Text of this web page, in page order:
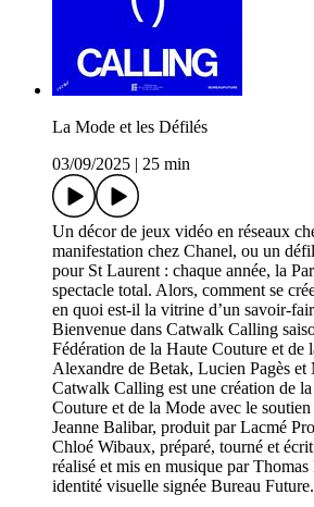
La Mode et les Défilés
03/09/2025
25 min
Un décor de jeux vidéo en réseaux
manifestation chez Chanel, ou un
pour St Laurent : chaque année, la
spectacle total. Alors, comment se
en quoi est-il la vitrine d’un savoir-
Bienvenue dans Catwalk Calling
Fédération de la Haute Couture et de
Alexandre de Betak, Lucien Pagès et
Catwalk Calling est une création de
Couture et de la Mode avec le
Jeanne Balibar, produit par Lacmé
Chloé Wibaux, préparé, tourné et
réalisé et mis en musique par Thomas
identité visuelle signée Bureau Future.